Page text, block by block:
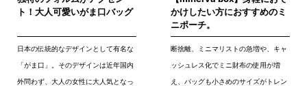
ト！大人可愛いがま口バッグ
日本の伝統的なデザインとして有名な
「がま口」。そのデザインは近年国内
外問わず、大人の女性に大人気となっ
かけしたい方におすすめのミ
ニポーチ。
断捨離、ミニマリストの急増や、キャ
ッシュレス化でミニ財布の使用が増
え、バッグも小さめのサイズがトレン